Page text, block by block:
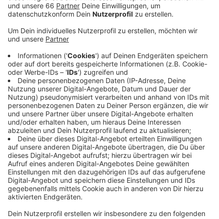
Besitz von kinderpornografischen Bildern.
Eine Sprecherin des Amtsgerichts wollte den Eingang
der Anklage am Abend noch nicht bestätigen.
Angeblich soll die Polizei die entsprechenden Fotos
auf Metzelders Handy gefunden haben. Er soll sie
mehreren Frauen aus Hamburg und dem Münsterland
geschickt haben. Das Amtsgericht muss nun prüfen,
ob die Anklage zugelassen wird. Wenn ja, muss sich
Metzelder vor Gericht verantworten.
Weitere Infos und Links zum Thema:
Hier informiert das Amtsgericht!